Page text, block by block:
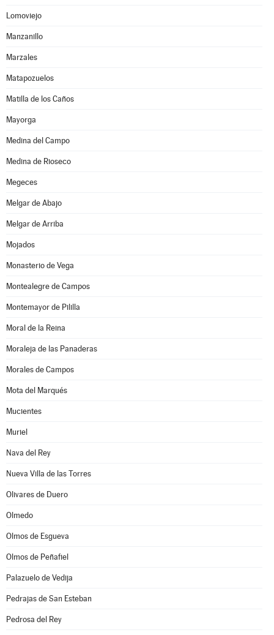
Lomoviejo
Manzanillo
Marzales
Matapozuelos
Matilla de los Caños
Mayorga
Medina del Campo
Medina de Rioseco
Megeces
Melgar de Abajo
Melgar de Arriba
Mojados
Monasterio de Vega
Montealegre de Campos
Montemayor de Pililla
Moral de la Reina
Moraleja de las Panaderas
Morales de Campos
Mota del Marqués
Mucientes
Muriel
Nava del Rey
Nueva Villa de las Torres
Olivares de Duero
Olmedo
Olmos de Esgueva
Olmos de Peñafiel
Palazuelo de Vedija
Pedrajas de San Esteban
Pedrosa del Rey